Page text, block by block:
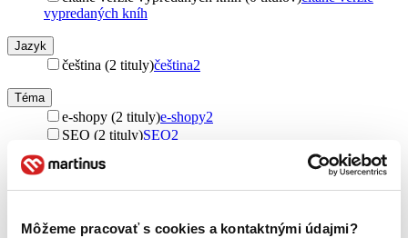
Môžeme pracovať s cookies a kontaktnými údajmi?
vypredaných kníh
Jazyk
čeština (2 tituly)čeština2
Téma
e-shopy (2 tituly)e-shopy2
SEO (2 tituly)SEO2
Pre koho
pre začiatočníkov (2 tituly)pre začiatočníkov2